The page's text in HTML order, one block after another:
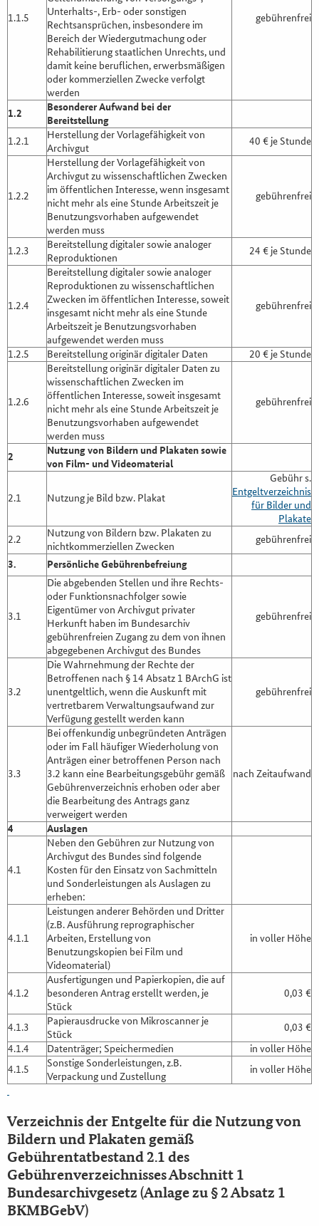
1.1.5
Unterhalts-, Erb- oder sonstigen
Rechtsansprüchen, insbesondere im
Bereich der Wiedergutmachung oder
Rehabilitierung staatlichen Unrechts, und
damit keine beruflichen, erwerbsmäßigen
oder kommerziellen Zwecke verfolgt
werden
gebührenfrei
1.2
Besonderer Aufwand bei der
Bereitstellung
1.2.1
Herstellung der Vorlagefähigkeit von
Archivgut
40 € je Stunde
1.2.2
Herstellung der Vorlagefähigkeit von
Archivgut zu wissenschaftlichen Zwecken
im öffentlichen Interesse, wenn insgesamt
nicht mehr als eine Stunde Arbeitszeit je
Benutzungsvorhaben aufgewendet
werden muss
gebührenfrei
1.2.3
Bereitstellung digitaler sowie analoger
Reproduktionen
24 € je Stunde
1.2.4
Bereitstellung digitaler sowie analoger
Reproduktionen zu wissenschaftlichen
Zwecken im öffentlichen Interesse, soweit
insgesamt nicht mehr als eine Stunde
Arbeitszeit je Benutzungsvorhaben
aufgewendet werden muss
gebührenfrei
1.2.5 Bereitstellung originär digitaler Daten 20 € je Stunde
1.2.6
Bereitstellung originär digitaler Daten zu
wissenschaftlichen Zwecken im
öffentlichen Interesse, soweit insgesamt
nicht mehr als eine Stunde Arbeitszeit je
Benutzungsvorhaben aufgewendet
werden muss
gebührenfrei
2
Nutzung von Bildern und Plakaten sowie
von Film- und Videomaterial
2.1 Nutzung je Bild bzw. Plakat
Gebühr s.
Entgeltverzeichnis
für Bilder und
Plakate
2.2
Nutzung von Bildern bzw. Plakaten zu
nichtkommerziellen Zwecken
gebührenfrei
3.
Persönliche Gebührenbefreiung
3.1
Die abgebenden Stellen und ihre Rechts-
oder Funktionsnachfolger sowie
Eigentümer von Archivgut privater
Herkunft haben im Bundesarchiv
gebührenfreien Zugang zu dem von ihnen
abgegebenen Archivgut des Bundes
gebührenfrei
3.2
Die Wahrnehmung der Rechte der
Betroffenen nach § 14 Absatz 1 BArchG ist
unentgeltlich, wenn die Auskunft mit
vertretbarem Verwaltungsaufwand zur
Verfügung gestellt werden kann
gebührenfrei
3.3
Bei offenkundig unbegründeten Anträgen
oder im Fall häufiger Wiederholung von
Anträgen einer betroffenen Person nach
3.2 kann eine Bearbeitungsgebühr gemäß
Gebührenverzeichnis erhoben oder aber
die Bearbeitung des Antrags ganz
verweigert werden
nach Zeitaufwand
4 Auslagen
4.1
Neben den Gebühren zur Nutzung von
Archivgut des Bundes sind folgende
Kosten für den Einsatz von Sachmitteln
und Sonderleistungen als Auslagen zu
erheben:
4.1.1
Leistungen anderer Behörden und Dritter
(z.B. Ausführung reprographischer
Arbeiten, Erstellung von
Benutzungskopien bei Film und
Videomaterial)
in voller Höhe
4.1.2
Ausfertigungen und Papierkopien, die auf
besonderen Antrag erstellt werden, je
Stück
0,03 €
4.1.3
Papierausdrucke von Mikroscanner je
Stück
0,03 €
4.1.4
Datenträger; Speichermedien
in voller Höhe
4.1.5
Sonstige Sonderleistungen, z.B.
Verpackung und Zustellung
in voller Höhe
Verzeichnis der Entgelte für die Nutzung von
Bildern und Plakaten gemäß
Gebührentatbestand 2.1 des
Gebührenverzeichnisses Abschnitt 1
Bundesarchivgesetz (Anlage zu § 2 Absatz 1
BKMBGebV)